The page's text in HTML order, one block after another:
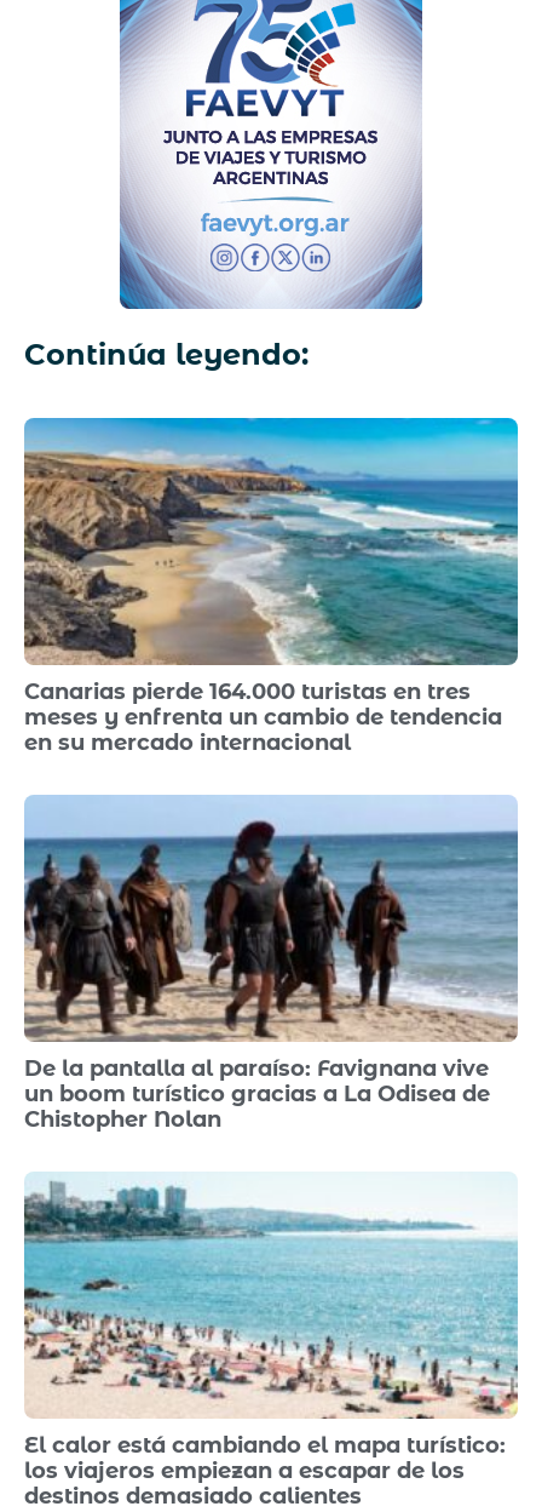
Continúa leyendo:
Canarias pierde 164.000 turistas en tres
meses y enfrenta un cambio de tendencia
en su mercado internacional
De la pantalla al paraíso: Favignana vive
un boom turístico gracias a La Odisea de
Chistopher Nolan
El calor está cambiando el mapa turístico:
los viajeros empiezan a escapar de los
destinos demasiado calientes